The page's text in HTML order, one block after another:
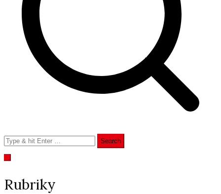
příspěvek
Search
for:
Rubriky